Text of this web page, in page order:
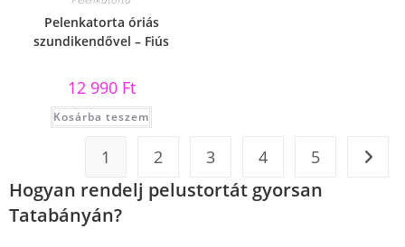
Pelenkatorta óriás
szundikendővel – Fiús
12 990 Ft
Kosárba teszem
1 2 3 4 5
Hogyan rendelj pelustortát gyorsan
Tatabányán?